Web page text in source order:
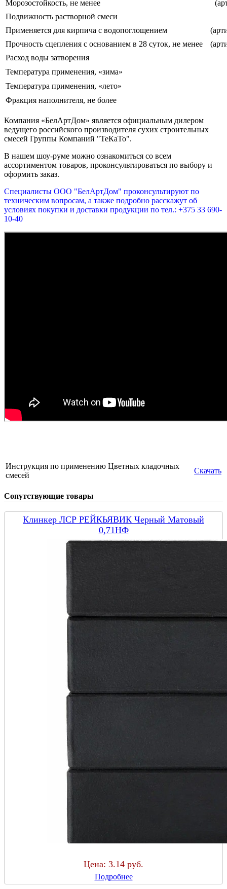
Морозостойкость, не менее
Подвижность растворной смеси
Применяется для кирпича с водопоглощением
Прочность сцепления с основанием в 28 суток, не менее
Расход воды затворения
Температура применения, «зима»
Температура применения, «лето»
Фракция наполнителя, не более
Компания «БелАртДом» является официальным дилером
ведущего российского производителя сухих строительных
смесей Группы Компаний "ТеКаТо".
В нашем шоу-руме можно ознакомиться со всем
ассортиментом товаров, проконсультироваться по выбору и
оформить заказ.
Специалисты ООО "БелАртДом" проконсультируют по
техническим вопросам, а также подробно расскажут об
условиях покупки и доставки продукции по тел.: +375 33 690-
10-40
Инструкция по применению Цветных кладочных
смесей
Скачать
Сопутствующие товары
Клинкер ЛСР РЕЙКЬЯВИК Черный Матовый
0,71НФ
Цена: 3.14 руб.
Подробнее